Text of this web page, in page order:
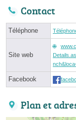
Contact
Téléphone
Site web
Facebook
Plan et